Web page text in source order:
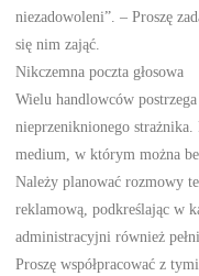
niezadowoleni”. – Proszę
się nim zająć.
Nikczemna poczta głosowa
Wielu handlowców postrzega
nieprzeniknionego strażnika.
medium, w którym można
Należy planować rozmowy
reklamową, podkreślając w
administracyjni również
Proszę współpracować z